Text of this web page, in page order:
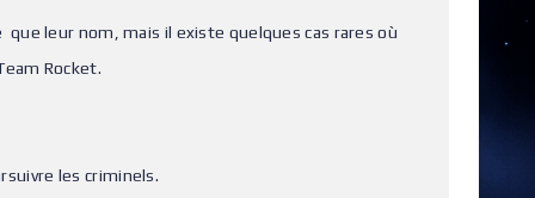
leur nom, mais il existe quelques cas rares où
Rocket.
les criminels.